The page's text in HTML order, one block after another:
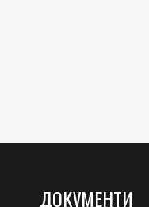
ДОКУМЕНТИ